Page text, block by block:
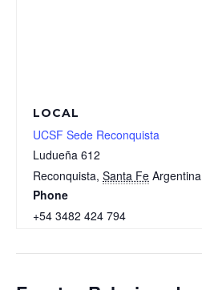
LOCAL
UCSF Sede Reconquista
Ludueña 612
Reconquista, Santa Fe Argentina
Phone
+54 3482 424 794